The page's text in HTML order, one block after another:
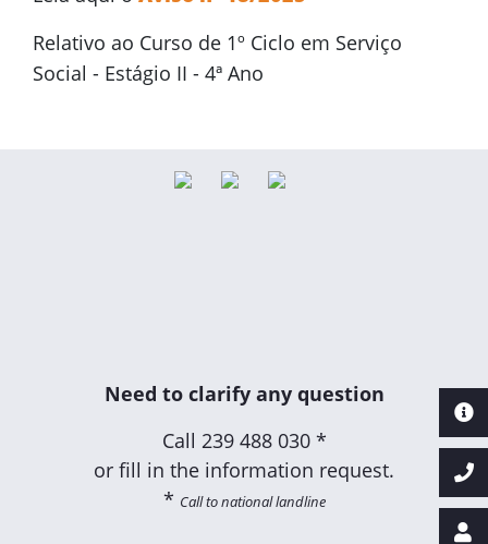
Relativo ao Curso de 1º Ciclo em Serviço
Social - Estágio II - 4ª Ano
Need to clarify any question
Call 239 488 030 *
or fill in the information request.
* Call to national landline